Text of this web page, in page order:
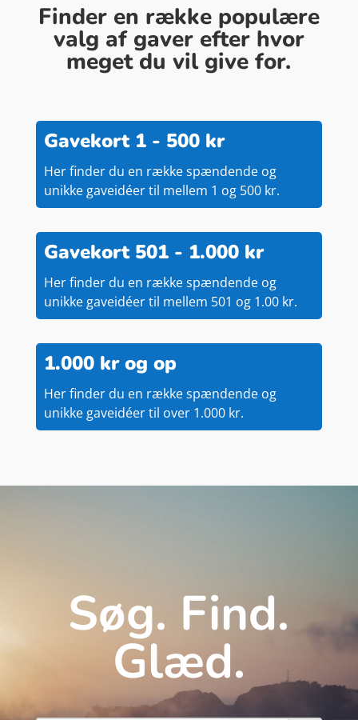
Finder en række populære
valg af gaver efter hvor
meget du vil give for.
Gavekort 1 - 500 kr
Her finder du en række spændende og
unikke gaveidéer til mellem 1 og 500 kr.
Gavekort 501 - 1.000 kr
Her finder du en række spændende og
unikke gaveidéer til mellem 501 og 1.00 kr.
1.000 kr og op
Her finder du en række spændende og
unikke gaveidéer til over 1.000 kr.
Søg. Find.
Glæd.